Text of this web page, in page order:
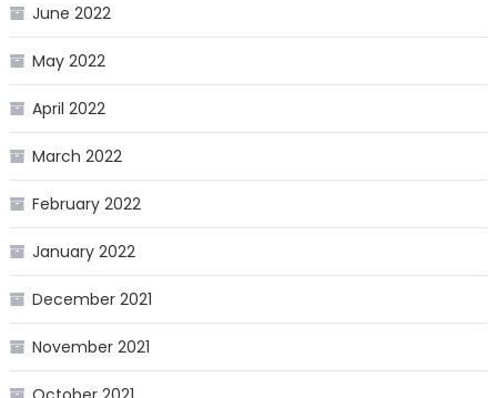
June 2022
May 2022
April 2022
March 2022
February 2022
January 2022
December 2021
November 2021